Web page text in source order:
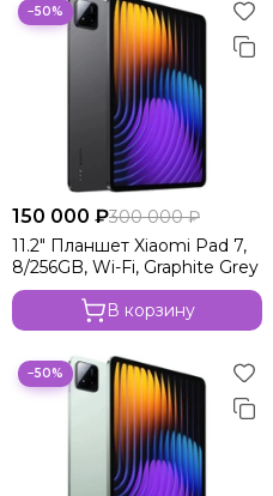
−50%
150 000 ₽300 000 ₽
11.2" Планшет Xiaomi Pad 7,
8/256GB, Wi-Fi, Graphite Grey
В корзину
−50%